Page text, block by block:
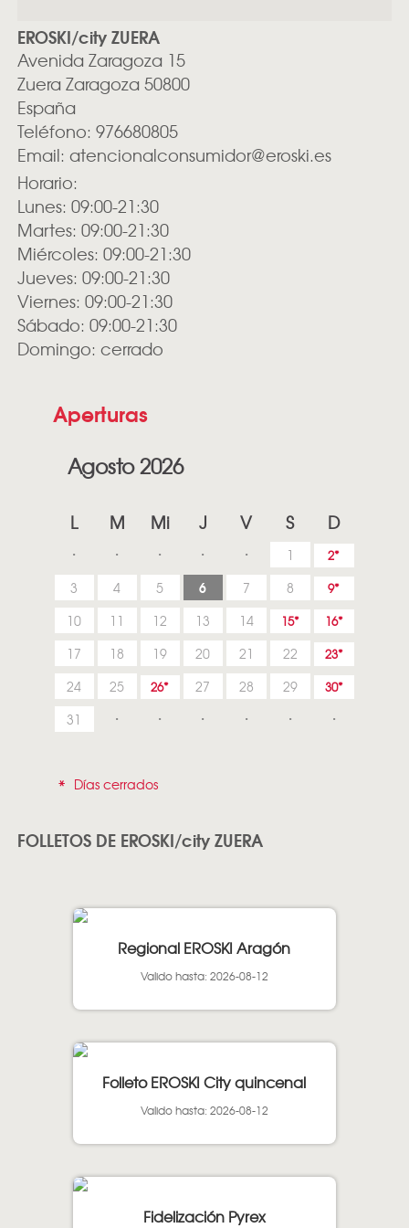
EROSKI/city ZUERA
Avenida Zaragoza 15
Zuera Zaragoza 50800
España
Teléfono: 976680805
Email: atencionalconsumidor@eroski.es
Horario:
Lunes: 09:00-21:30
Martes: 09:00-21:30
Miércoles: 09:00-21:30
Jueves: 09:00-21:30
Viernes: 09:00-21:30
Sábado: 09:00-21:30
Domingo: cerrado
Aperturas
Agosto 2026
L M Mi J V S D
1 2
3 4 5 6 7 8 9
10 11 12 13 14 15 16
17 18 19 20 21 22 23
24 25 26 27 28 29 30
31
* Días cerrados
FOLLETOS DE EROSKI/city ZUERA
Regional EROSKI Aragón
Valido hasta: 2026-08-12
Folleto EROSKI City quincenal
Valido hasta: 2026-08-12
Fidelización Pyrex